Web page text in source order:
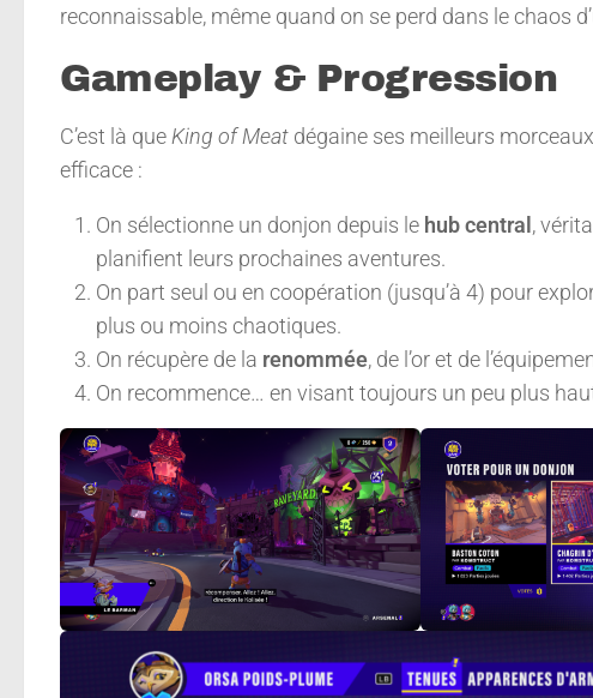
reconnaissable, même quand on se perd dans le chaos
Gameplay & Progression
C’est là que King of Meat dégaine ses meilleurs
efficace :
On sélectionne un donjon depuis le hub central,
planifient leurs prochaines aventures.
On part seul ou en coopération (jusqu’à 4) pour
plus ou moins chaotiques.
On récupère de la renommée, de l’or et de
On recommence… en visant toujours un peu plus